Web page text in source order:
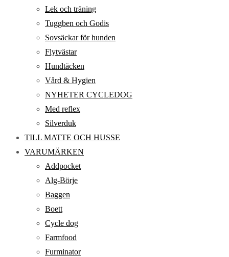
Lek och träning
Tuggben och Godis
Sovsäckar för hunden
Flytvästar
Hundtäcken
Vård & Hygien
NYHETER CYCLEDOG
Med reflex
Silverduk
TILL MATTE OCH HUSSE
VARUMÄRKEN
Addpocket
Alg-Börje
Baggen
Boett
Cycle dog
Farmfood
Furminator